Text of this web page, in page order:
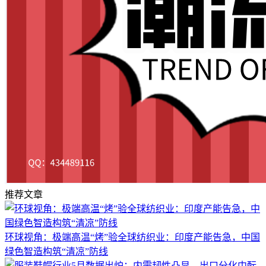
推荐文章
环球视角：极端高温“烤”验全球纺织业：印度产能告急，中国
绿色智造构筑“清凉”防线